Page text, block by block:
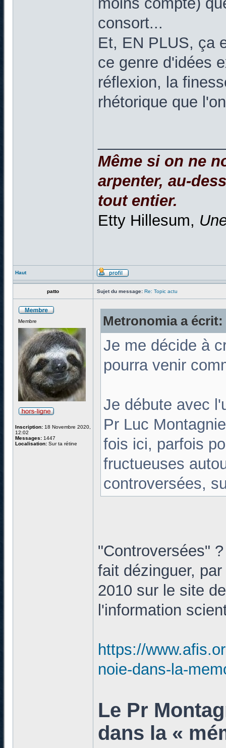
consort...
Et, EN PLUS, ça
ce genre d'idées
réflexion, la
rhétorique que
Même si on ne
arpenter, au-
tout entier.
Etty Hillesum,
Haut
patto Sujet du message: Re: Topic actu
Membre
Inscription: 18 Novembre 2020,
12:02
Messages: 1447
Localisation: Sur ta rétine
Metronomia a écrit:
Je me décide à
pourra venir
Je débute avec
Pr Luc
fois ici, parfois
fructueuses
controversées,
"Controversées"
fait dézinguer,
2010 sur le site
l'information
https://
noie-dans-la-
Le Pr
dans la «